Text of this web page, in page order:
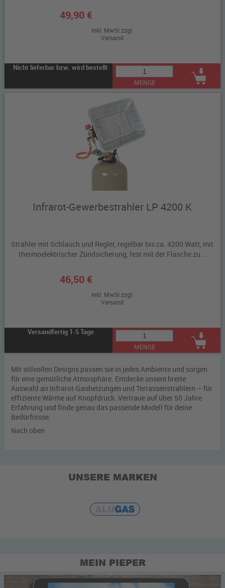
49,90 €
inkl. MwSt zzgl.
Versand
Nicht lieferbar bzw. wird bestellt
MENGE
Infrarot-Gewerbestrahler LP 4200 K
Strahler mit Schlauch und Regler, regelbar bis ca. 4200 Watt, mit
thermoelektrischer Zündsicherung, fest mit der Flasche zu...
46,50 €
inkl. MwSt zzgl.
Versand
Versandfertig 1-5 Tage
MENGE
Mit stilvollen Designs passen sie in jedes Ambiente und sorgen
für eine gemütliche Atmosphäre. Entdecke unsere breite
Auswahl an Infrarot-Gasheizungen und Terrassenstrahlern – für
effiziente Wärme auf Knopfdruck. Vertraue auf über 50 Jahre
Erfahrung und finde genau das passende Modell für deine
Bedürfnisse.
Nach oben
UNSERE MARKEN
MEIN PIEPER